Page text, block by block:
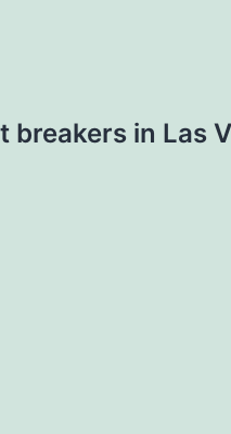
breakers in Las